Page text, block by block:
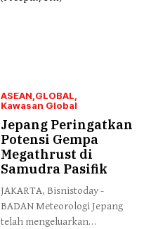
ASEAN GLOBAL
Kawasan Global
Jepang Peringatkan
Potensi Gempa
Megathrust di
Samudra Pasifik
JAKARTA, Bisnistoday -
BADAN Meteorologi Jepang
telah mengeluarkan